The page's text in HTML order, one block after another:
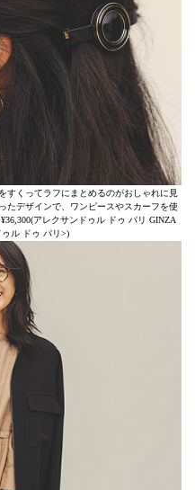
すくってラフにまとめるのがおしゃれに見
たデザインで、ワンピースやスカーフを使
アレクサンドゥル ドゥ パリ GINZA
ル ドゥ パリ>)